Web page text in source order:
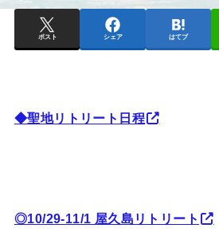
ポスト シェア はてブ
◆聖地リトリート日程
◎10/29-11/1 屋久島リトリート